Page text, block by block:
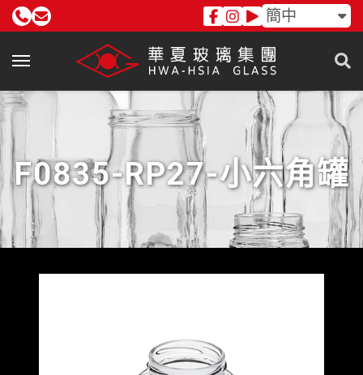
簡中
F0835-RP27-小六角罐